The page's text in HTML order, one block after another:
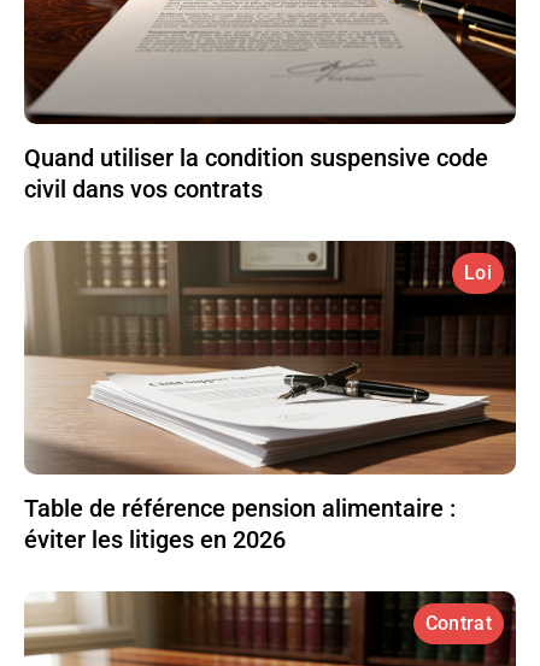
Quand utiliser la condition suspensive code
civil dans vos contrats
Loi
Table de référence pension alimentaire :
éviter les litiges en 2026
Contrat